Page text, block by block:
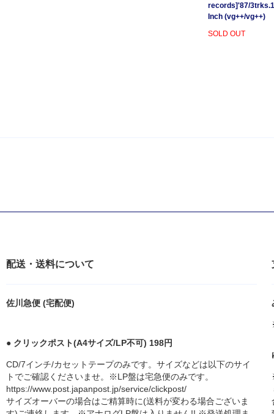
records]'87/
Inch (vg++/vg++)
SOLD OUT
配送・送料について
佐川急便 (宅配便)
● クリックポスト(A4サイズ/LP不可) 198円
CD/7インチ/カセットテープのみです。サイズなどは以下のサイ
トでご確認くださいませ。※LP盤は宅急便のみです。
https://www.post.japanpost.jp/service/clickpost/
サイズオーバーの場合はご精算時に(送料が変わる場合ございま